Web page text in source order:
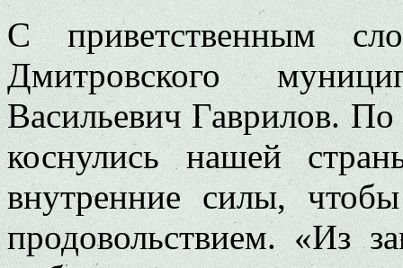
С приветственным
Дмитровского
Васильевич Гаврилов.
коснулись нашей
внутренние силы,
продовольствием. «Из